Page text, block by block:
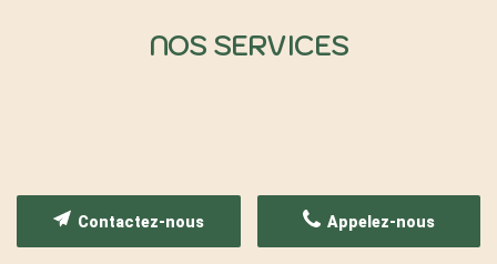
NOS SERVICES
Coiffure
Appelez-nous
Contactez-nous